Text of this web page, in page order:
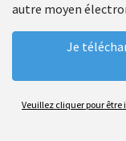
autre moyen
Veuillez cliquer pour